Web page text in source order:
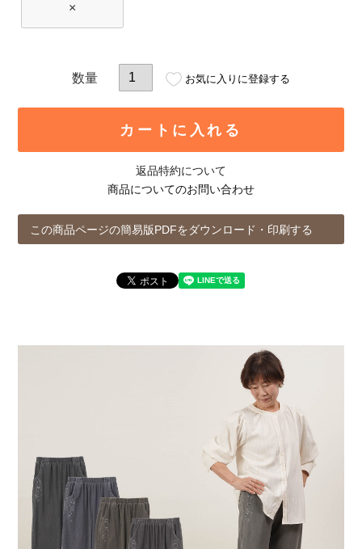
×
お気に入りに登録する
カートに入れる
返品特約について
商品についてのお問い合わせ
この商品ページの簡易版PDFをダウンロード・印刷する